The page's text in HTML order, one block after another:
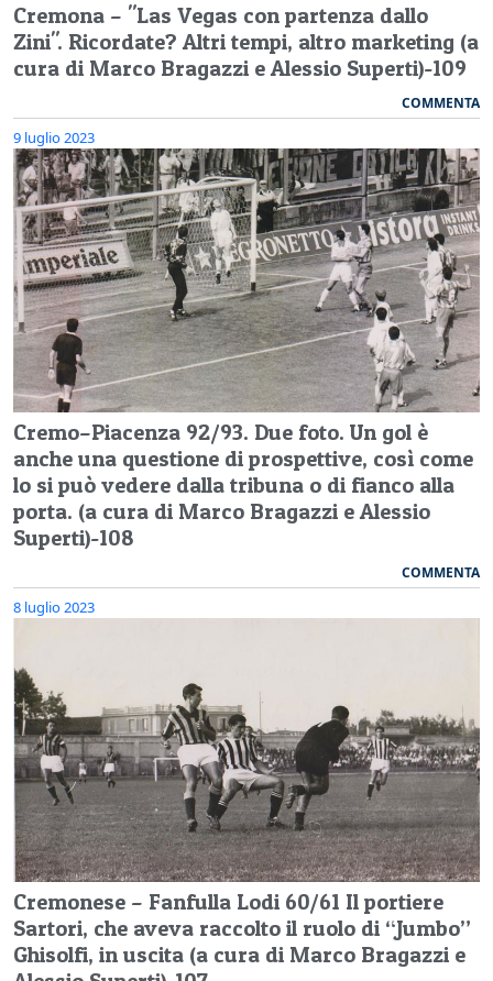
Cremona – "Las Vegas con partenza dallo
Zini". Ricordate? Altri tempi, altro marketing (a
cura di Marco Bragazzi e Alessio Superti)-109
COMMENTA
9 luglio 2023
Cremo–Piacenza 92/93. Due foto. Un gol è
anche una questione di prospettive, così come
lo si può vedere dalla tribuna o di fianco alla
porta. (a cura di Marco Bragazzi e Alessio
Superti)-108
COMMENTA
8 luglio 2023
Cremonese – Fanfulla Lodi 60/61 Il portiere
Sartori, che aveva raccolto il ruolo di “Jumbo”
Ghisolfi, in uscita (a cura di Marco Bragazzi e